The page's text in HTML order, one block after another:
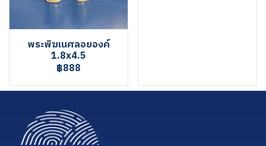
พระพิฆเนศลอยองค์
1.8x4.5
฿888